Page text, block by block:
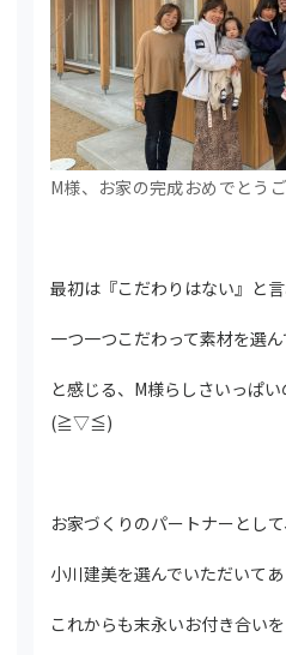
M様、お家の完成おめでとう
最初は『こだわりはない』と
一つ一つこだわって素材を選
と感じる、M様らしさいっぱ
(≧▽≦)
お家づくりのパートナーとして
小川建美を選んでいただいて
これからも末永いお付き合い